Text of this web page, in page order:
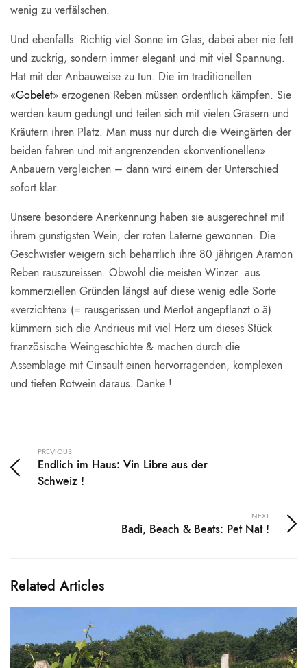
wenig zu verfälschen.
Und ebenfalls: Richtig viel Sonne im Glas, dabei aber nie fett
und zuckrig, sondern immer elegant und mit viel Spannung.
Hat mit der Anbauweise zu tun. Die im traditionellen
«Gobelet» erzogenen Reben müssen ordentlich kämpfen. Sie
werden kaum gedüngt und teilen sich mit vielen Gräsern und
Kräutern ihren Platz. Man muss nur durch die Weingärten der
beiden fahren und mit angrenzenden «konventionellen»
Anbauern vergleichen – dann wird einem der Unterschied
sofort klar.
Unsere besondere Anerkennung haben sie ausgerechnet mit
ihrem günstigsten Wein, der roten Laterne gewonnen. Die
Geschwister weigern sich beharrlich ihre 80 jährigen Aramon
Reben rauszureissen. Obwohl die meisten Winzer aus
kommerziellen Gründen längst auf diese wenig edle Sorte
«verzichten» (= rausgerissen und Merlot angepflanzt o.ä)
kümmern sich die Andrieus mit viel Herz um dieses Stück
französische Weingeschichte & machen durch die
Assemblage mit Cinsault einen hervorragenden, komplexen
und tiefen Rotwein daraus. Danke !
PREVIOUS
Endlich im Haus: Vin Libre aus der
Schweiz !
NEXT
Badi, Beach & Beats: Pet Nat !
Related Articles